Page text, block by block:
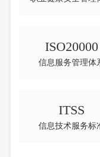
ISO20000
信息服务管理体
ITSS
信息技术服务标